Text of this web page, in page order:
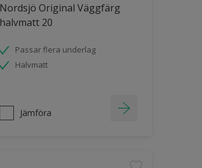
Nordsjö Original Väggfärg
halvmatt 20
Passar flera underlag
Halvmatt
Jämföra